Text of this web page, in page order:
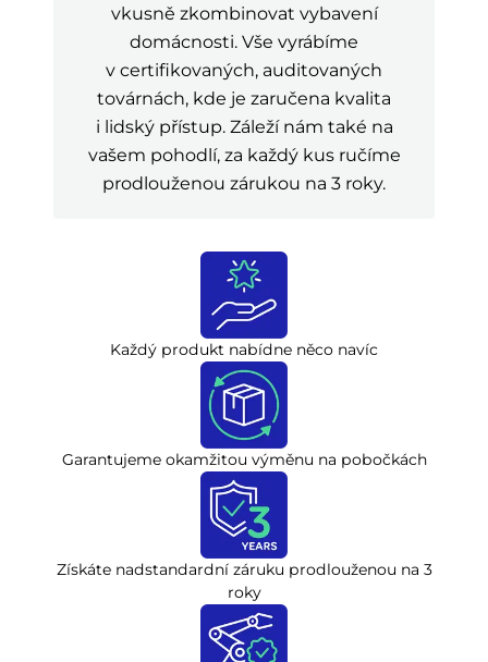
vkusně zkombinovat vybavení
domácnosti. Vše vyrábíme
v certifikovaných, auditovaných
továrnách, kde je zaručena kvalita
i lidský přístup. Záleží nám také na
vašem pohodlí, za každý kus ručíme
prodlouženou zárukou na 3 roky.
Každý produkt nabídne něco navíc
Garantujeme okamžitou výměnu na pobočkách
Získáte nadstandardní záruku prodlouženou na 3
roky